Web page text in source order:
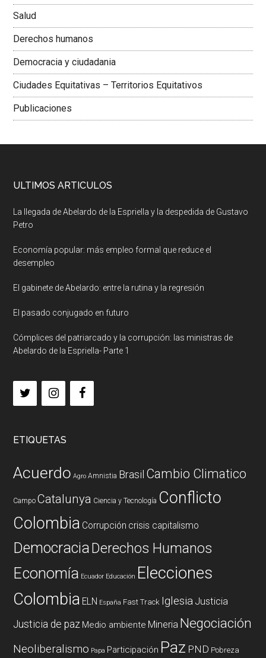
Salud
Derechos humanos
Democracia y ciudadania
Ciudades Equitativas – Territorios Equitativos
Publicaciones
ULTIMOS ARTICULOS
La llegada de Abelardo de la Espriella y la despedida de Gustavo
Petro
Economía popular: más empleo formal que reduce el
desempleo
El gabinete de Abelardo: entre la rutina y la regresión
El pasado conjugado en futuro
Cómplices del patriarcado y la corrupción: las ministras de
Abelardo de la Espriella- Parte 1
ETIQUETAS
Acuerdo Agro Amnistia Brasil Cambio Climatico
Campo Catalunya Ciencia y Tecnología Conflicto
Colombia Corrupción crisis capitalismo
DemocraciaDerechos Humanos
Economía Ecuador Educación Elecciones
Colombia ELN España Fast Track Iglesia Justicia
Justicia de paz Medio ambiente Mineria Negociación
Neoliberalismo Papa Participación Paz PND Pobreza